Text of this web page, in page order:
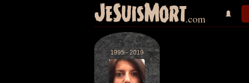
JeSuisMort.com
1995 - 2019